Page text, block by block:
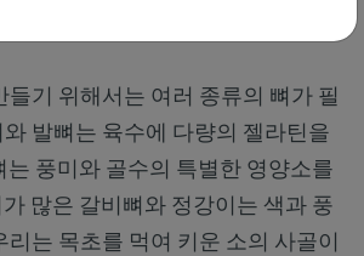
들기 위해서는 여러 종류의 뼈가 필
발뼈는 육수에 다량의 젤라틴을
는 풍미와 골수의 특별한 영양소를
많은 갈비뼈와 정강이는 색과 풍
리는 목초를 먹여 키운 소의 사골이